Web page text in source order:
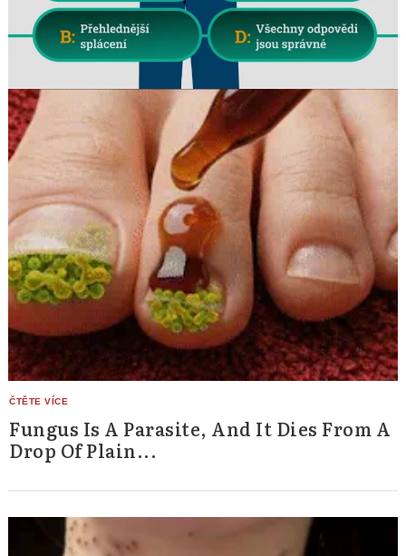
Fungus Is A Parasite, And It Dies From A
Drop Of Plain...